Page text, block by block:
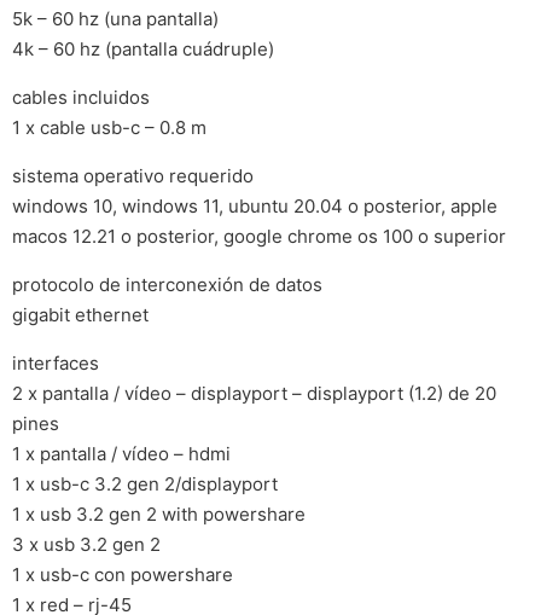
5k – 60 hz (una pantalla)
4k – 60 hz (pantalla cuádruple)
cables incluidos
1 x cable usb-c – 0.8 m
sistema operativo requerido
windows 10, windows 11, ubuntu 20.04 o posterior, apple
macos 12.21 o posterior, google chrome os 100 o superior
protocolo de interconexión de datos
gigabit ethernet
interfaces
2 x pantalla / vídeo – displayport – displayport (1.2) de 20
pines
1 x pantalla / vídeo – hdmi
1 x usb-c 3.2 gen 2/displayport
1 x usb 3.2 gen 2 with powershare
3 x usb 3.2 gen 2
1 x usb-c con powershare
1 x red – rj-45